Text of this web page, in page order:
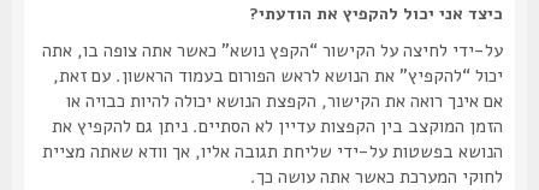
כיצד אני יכול להקפיץ את הודעתי?
על-ידי לחיצה על הקישור “הקפץ נושא” כאשר אתה צופה בו, אתה
יכול “להקפיץ” את הנושא לראש הפורום בעמוד הראשון. עם זאת,
אם אינך רואה את הקישור, הקפצת הנושא יכולה להיות כבויה או
הזמן המוקצב בין הקפצות עדיין לא הסתיים. ניתן גם להקפיץ את
הנושא בפשטות על-ידי שליחת תגובה אליו, אך וודא שאתה מציית
לחוקי המערכת כאשר אתה עושה כך.